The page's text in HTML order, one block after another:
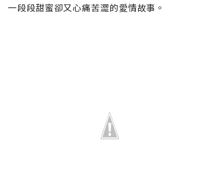
一段段甜蜜卻又心痛苦澀的愛情故事。